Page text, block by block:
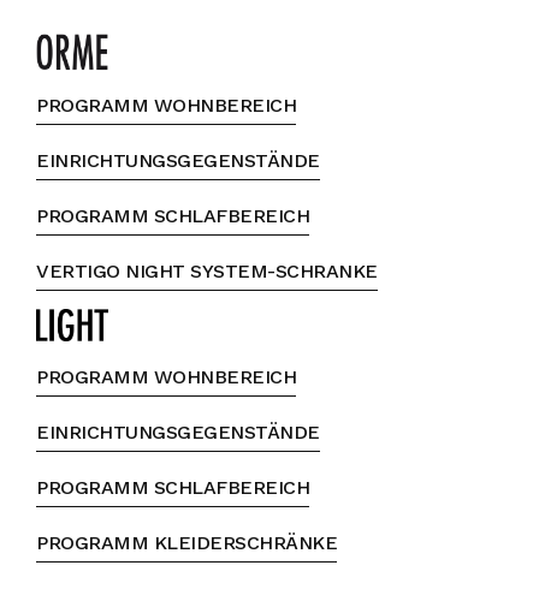
PROGRAMM WOHNBEREICH
EINRICHTUNGSGEGENSTÄNDE
PROGRAMM SCHLAFBEREICH
VERTIGO NIGHT SYSTEM-SCHRANKE
PROGRAMM WOHNBEREICH
EINRICHTUNGSGEGENSTÄNDE
PROGRAMM SCHLAFBEREICH
PROGRAMM KLEIDERSCHRÄNKE